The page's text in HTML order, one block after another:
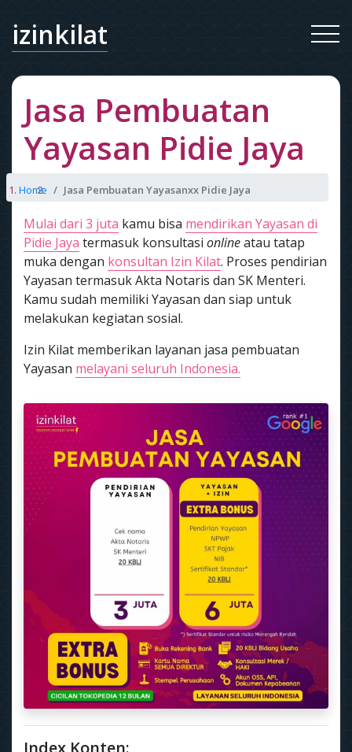
izinkilat
Jasa Pembuatan
Yayasan Pidie Jaya
Home Jasa Pembuatan Yayasanxx Pidie Jaya
Mulai dari 3 juta kamu bisa mendirikan Yayasan di
Pidie Jaya termasuk konsultasi onlineatau tatap
muka dengan konsultan Izin Kilat. Proses pendirian
Yayasan termasuk Akta Notaris dan SK Menteri.
Kamu sudah memiliki Yayasan dan siap untuk
melakukan kegiatan sosial.
Izin Kilat memberikan layanan jasa pembuatan
Yayasan melayani seluruh Indonesia.
Index Konten: